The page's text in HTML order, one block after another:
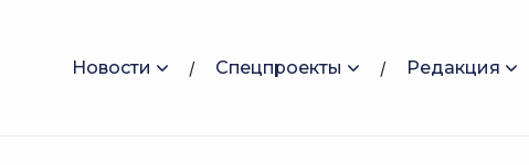
Новости Спецпроекты Редакция